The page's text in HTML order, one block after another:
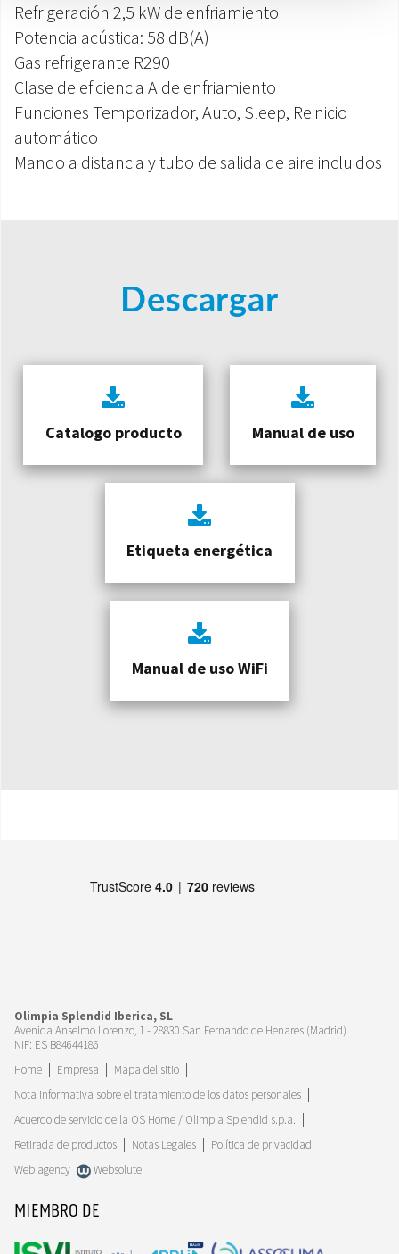
Refrigeración 2,5 kW de enfriamiento
Potencia acústica: 58 dB(A)
Gas refrigerante R290
Clase de eficiencia A de enfriamiento
Funciones Temporizador, Auto, Sleep, Reinicio
automático
Mando a distancia y tubo de salida de aire incluidos
Descargar
Catalogo producto Manual de uso
Etiqueta energética
Manual de uso WiFi
Olimpia Splendid Iberica, SL
Avenida Anselmo Lorenzo, 1 - 28830 San Fernando de Henares (Madrid)
NIF: ES B84644186
Home
Empresa
Mapa del sitio
Nota informativa sobre el tratamiento de los datos personales
Acuerdo de servicio de la OS Home / Olimpia Splendid s.p.a.
Retirada de productos
Notas Legales
Política de privacidad
Web agency
Websolute
MIEMBRO DE